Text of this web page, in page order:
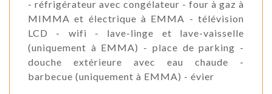
- réfrigérateur avec congélateur - four à gaz à
MIMMA et électrique à EMMA - télévision
LCD - wifi - lave-linge et lave-vaisselle
(uniquement à EMMA) - place de parking -
douche extérieure avec eau chaude -
barbecue (uniquement à EMMA) - évier